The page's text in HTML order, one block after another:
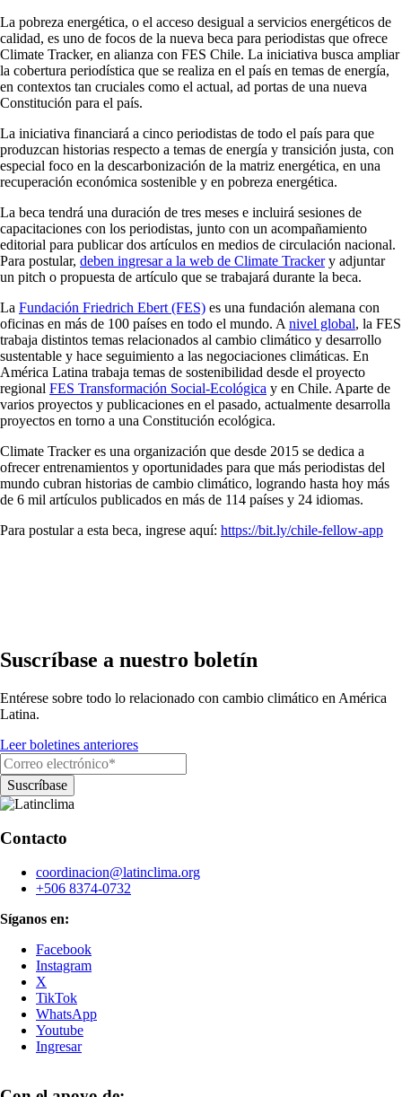
La pobreza energética, o el acceso desigual a servicios energéticos de
calidad, es uno de focos de la nueva beca para periodistas que ofrece
Climate Tracker, en alianza con FES Chile. La iniciativa busca ampliar
la cobertura periodística que se realiza en el país en temas de energía,
en contextos tan cruciales como el actual, ad portas de una nueva
Constitución para el país.
La iniciativa financiará a cinco periodistas de todo el país para que
produzcan historias respecto a temas de energía y transición justa, con
especial foco en la descarbonización de la matriz energética, en una
recuperación económica sostenible y en pobreza energética.
La beca tendrá una duración de tres meses e incluirá sesiones de
capacitaciones con los periodistas, junto con un acompañamiento
editorial para publicar dos artículos en medios de circulación nacional.
Para postular, deben ingresar a la web de Climate Trackery adjuntar
un pitch o propuesta de artículo que se trabajará durante la beca.
La Fundación Friedrich Ebert (FES) es una fundación alemana con
oficinas en más de 100 países en todo el mundo. A nivel global, la FES
trabaja distintos temas relacionados al cambio climático y desarrollo
sustentable y hace seguimiento a las negociaciones climáticas. En
América Latina trabaja temas de sostenibilidad desde el proyecto
regional FES Transformación Social-Ecológica y en Chile. Aparte de
varios proyectos y publicaciones en el pasado, actualmente desarrolla
proyectos en torno a una Constitución ecológica.
Climate Tracker es una organización que desde 2015 se dedica a
ofrecer entrenamientos y oportunidades para que más periodistas del
mundo cubran historias de cambio climático, logrando hasta hoy más
de 6 mil artículos publicados en más de 114 países y 24 idiomas.
Para postular a esta beca, ingrese aquí: https://bit.ly/chile-fellow-app
Suscríbase a nuestro boletín
Entérese sobre todo lo relacionado con cambio climático en América
Latina.
Leer boletines anteriores
Contacto
coordinacion@latinclima.org
+506 8374-0732
Síganos en:
Facebook
Instagram
X
TikTok
WhatsApp
Youtube
Ingresar